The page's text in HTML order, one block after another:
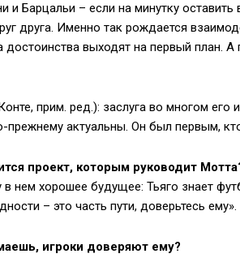
и Барцальи – если на минутку
друга. Именно так рождается
достоинства выходят на первый план. А
прим. ред.): заслуга во многом
прежнему актуальны. Он был первым,
проект, которым руководит
в нем хорошее будущее: Тьяго знает
– это часть пути, доверьтесь ему».
игроки доверяют ему?